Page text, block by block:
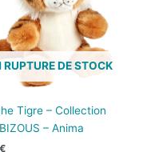
RUPTURE DE STOCK
Tigre – Collection
– Anima
€